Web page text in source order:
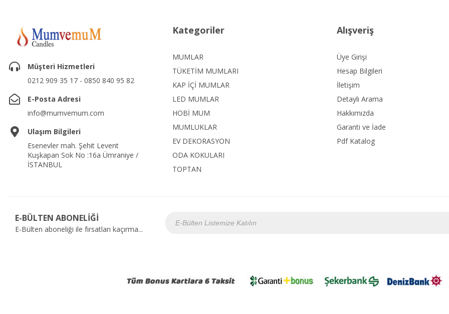
Müşteri Hizmetleri
0212 909 35 17 - 0850 840 95 82
E-Posta Adresi
info@mumvemum.com
Ulaşım Bilgileri
Esenevler mah. Şehit Levent
Kuşkapan Sok No :16a Ümraniye /
İSTANBUL
Kategoriler
MUMLAR
TÜKETİM MUMLARI
KAP İÇİ MUMLAR
LED MUMLAR
HOBİ MUM
MUMLUKLAR
EV DEKORASYON
ODA KOKULARI
TOPTAN
Alışveriş
Üye Girişi
Hesap Bilgileri
İletişim
Detaylı Arama
Hakkımızda
Garanti ve İade
Pdf Katalog
E-BÜLTEN ABONELİĞİ
E-Bülten aboneliği ile fırsatları kaçırma...